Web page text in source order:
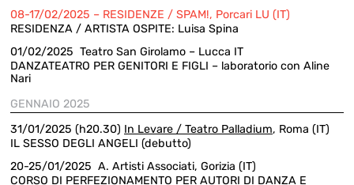
08-17/02/2025 – RESIDENZE / SPAM!, Porcari LU (IT)
RESIDENZA / ARTISTA OSPITE: Luisa Spina
01/02/2025 Teatro San Girolamo – Lucca IT
DANZATEATRO PER GENITORI E FIGLI – laboratorio con Aline
Nari
GENNAIO 2025
31/01/2025 (h20.30) In Levare / Teatro Palladium, Roma (IT)
IL SESSO DEGLI ANGELI (debutto)
20-25/01/2025 A. Artisti Associati, Gorizia (IT)
CORSO DI PERFEZIONAMENTO PER AUTORI DI DANZA E